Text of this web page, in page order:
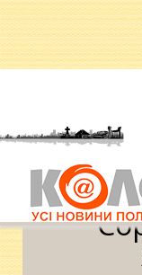
Головна »